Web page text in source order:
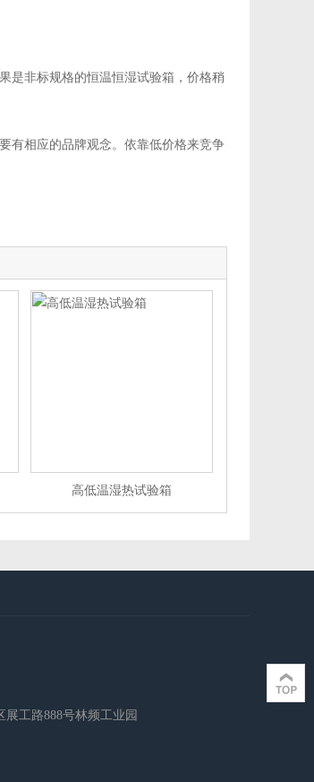
非标规格的恒温恒湿试验箱，价格稍
相应的品牌观念。依靠低价格来竞争
高低温湿热试验箱
工路888号林频工业园